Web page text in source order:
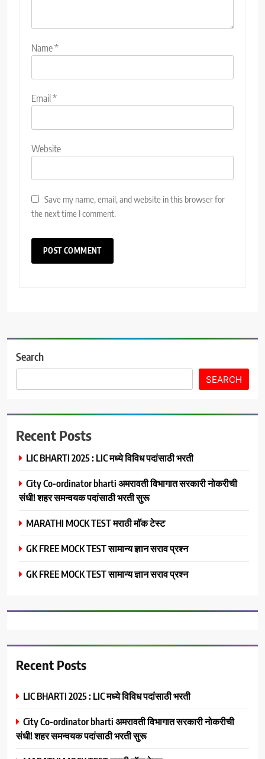
Name*
Email *
Website
Save my name, email, and website in this browser for
the next time I comment.
Search
SEARCH
Recent Posts
LIC BHARTI 2025 : LIC मध्ये विविध पदांसाठी भरती
City Co-ordinator bharti अमरावती विभागात सरकारी नोकरीची
संधी! शहर समन्वयक पदांसाठी भरती सुरू
MARATHI MOCK TEST मराठी मॉक टेस्ट
GK FREE MOCK TEST सामान्य ज्ञान सराव प्रश्न
GK FREE MOCK TEST सामान्य ज्ञान सराव प्रश्न
Recent Posts
LIC BHARTI 2025 : LIC मध्ये विविध पदांसाठी भरती
City Co-ordinator bharti अमरावती विभागात सरकारी नोकरीची
संधी! शहर समन्वयक पदांसाठी भरती सुरू